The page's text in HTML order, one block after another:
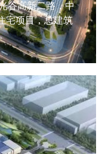
谷高新二路，中
宅项目，总建筑